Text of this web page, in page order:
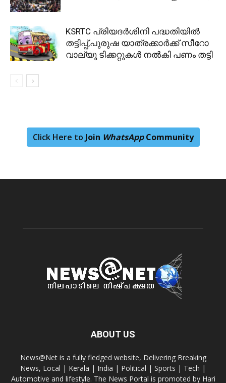
KSRTC പ്രിയദർശിനി പദ്ധതിയിൽ
തട്ടിപ്പ്,പുരുഷ യാത്രക്കാർക്ക് സീറോ
വാല്യൂ ടിക്കറ്റുകൾ നൽകി പണം തട്ടി
Click Here to Join WhatsAppCommunity
ABOUT US
News@Net is a fully fledged website, Delivering Breaking
News, Local | Kerala | India | Political | Sports | Tech |
Automotive and lifestyle. The News Portal is promoted by Hari